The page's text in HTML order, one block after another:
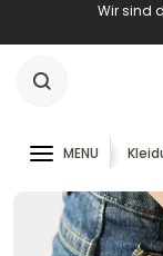
Wir sind
MENU